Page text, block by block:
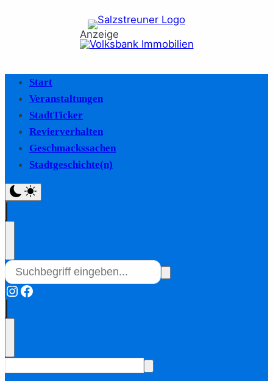
Anzeige
Start
Veranstaltungen
StadtTicker
Revierverhalten
Geschmackssachen
Stadtgeschichte(n)
Instagram
Facebook